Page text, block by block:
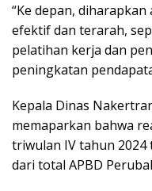
“Ke depan,
efektif dan terarah,
pelatihan kerja dan
peningkatan
Kepala Dinas
memaparkan bahwa
triwulan IV tahun 2024
dari total APBD